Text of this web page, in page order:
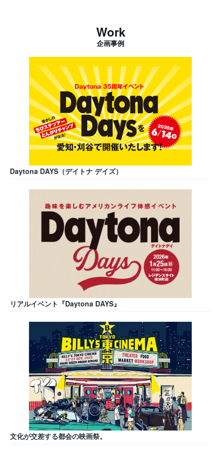
Work
企画事例
Daytona DAYS（デイトナ デイズ）
リアルイベント『Daytona DAYS』
文化が交差する都会の映画祭。